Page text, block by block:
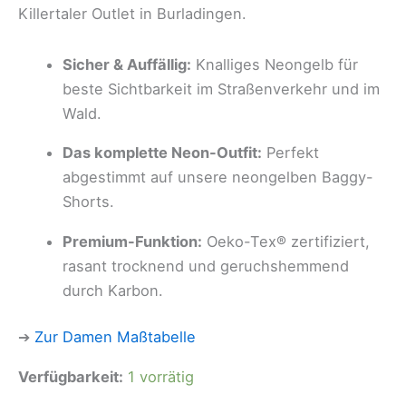
Killertaler Outlet in Burladingen.
Sicher & Auffällig: Knalliges Neongelb für
beste Sichtbarkeit im Straßenverkehr und im
Wald.
Das komplette Neon-Outfit: Perfekt
abgestimmt auf unsere neongelben Baggy-
Shorts.
Premium-Funktion: Oeko-Tex® zertifiziert,
rasant trocknend und geruchshemmend
durch Karbon.
➔ Zur Damen Maßtabelle
Verfügbarkeit: 1 vorrätig